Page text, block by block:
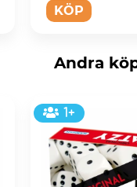
KÖP
Andra
1+